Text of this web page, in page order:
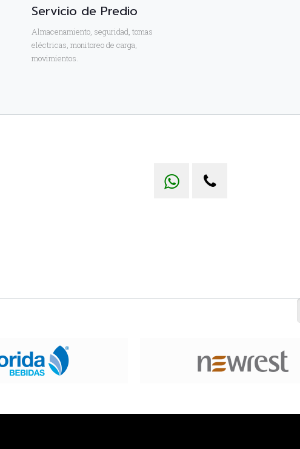
Servicio de Predio
Almacenamiento, seguridad, tomas
eléctricas, monitoreo de carga,
movimientos.